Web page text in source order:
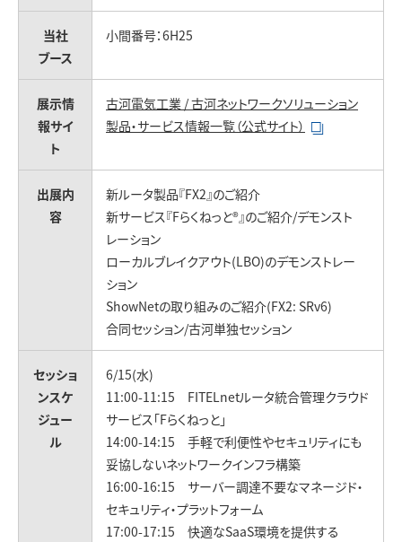
当社
ブース
小間番号：6H25
展示情
報サイ
ト
古河電気工業 / 古河ネットワークソリューション
製品・サービス情報一覧（公式サイト）
出展内
容
新ルータ製品『FX2』のご紹介
新サービス『Fらくねっと®』のご紹介/デモンスト
レーション
ローカルブレイクアウト(LBO)のデモンストレー
ション
ShowNetの取り組みのご紹介(FX2: SRv6)
合同セッション/古河単独セッション
セッショ
ンスケ
ジュー
ル
6/15(水)
11:00-11:15 FITELnetルータ統合管理クラウド
サービス「Fらくねっと」
14:00-14:15 手軽で利便性やセキュリティにも
妥協しないネットワークインフラ構築
16:00-16:15 サーバー調達不要なマネージド・
セキュリティ・プラットフォーム
17:00-17:15 快適なSaaS環境を提供する